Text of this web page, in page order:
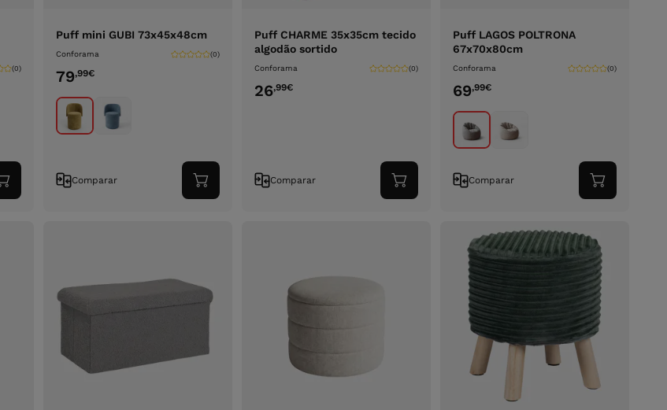
(0)
Adicionar
ao
Puff mini GUBI 73x45x48cm
Conforama (0)
79,99€
Comparar
Adicionar
ao
Puff CHARME 35x35cm tecido
algodão sortido
Conforama (0)
26,99€
Comparar
Adicionar
ao
Puff LAGOS POLTRONA
67x70x80cm
Conforama (0)
69,99€
Comparar
Adicionar
ao